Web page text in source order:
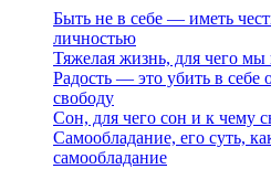
Быть не в себе — иметь
личностью
Тяжелая жизнь, для чего мы
Радость — это убить в себе
свободу
Сон, для чего сон и к чему
Самообладание, его суть,
самообладание